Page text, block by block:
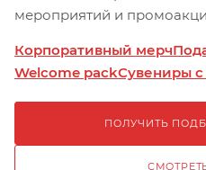
мероприятий и
Корпоративный мерч
Welcome packСувениры
ПОЛУЧИТЬ